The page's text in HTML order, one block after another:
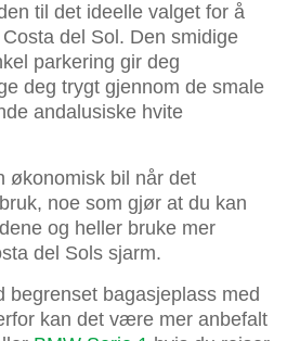
til det ideelle valget for å
del Sol. Den smidige
parkering gir deg
deg trygt gjennom de smale
andalusiske hvite
økonomisk bil når det
noe som gjør at du kan
og heller bruke mer
del Sols sjarm.
begrenset bagasjeplass med
kan det være mer anbefalt